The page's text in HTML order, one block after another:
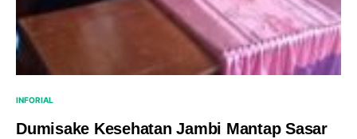
INFORIAL
Dumisake Kesehatan Jambi Mantap Sasar